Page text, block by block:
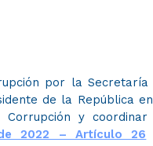
por la Secretaría
de la República
y coordinar
2022 – Artículo 26